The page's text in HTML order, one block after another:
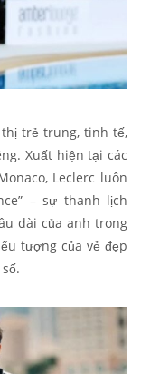
trẻ trung, tinh tế,
Xuất hiện tại các
Leclerc luôn
– sự thanh lịch
dài của anh trong
tượng của vẻ đẹp